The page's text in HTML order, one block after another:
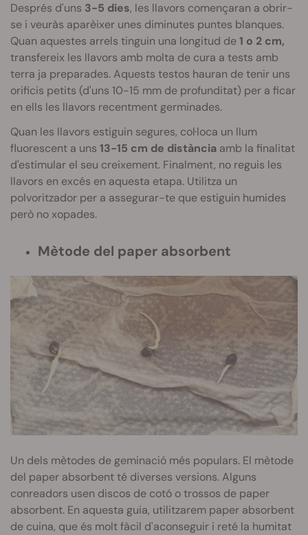
Després d'uns 3-5 dies, les llavors començaran a obrir-
se i veuràs aparèixer unes diminutes puntes blanques.
Quan aquestes arrels tinguin una longitud de1 o 2 cm,
transfereix les llavors amb molta de cura a tests amb
terra ja preparades. Aquests testos hauran de tenir uns
orificis petits (d'uns 10-15 mm de profunditat) per a ficar
en ells les llavors recentment germinades.
Quan les llavors estiguin segures, col·loca un llum
fluorescent a uns 13-15 cm de distància amb la finalitat
d'estimular el seu creixement. Finalment, no reguis les
llavors en excés en aquesta etapa. Utilitza un
polvoritzador per a assegurar-te que estiguin humides
però no xopades.
Mètode del paper absorbent
Un dels mètodes de geminació més populars. El mètode
del paper absorbent té diverses versions. Alguns
conreadors usen discos de cotó o trossos de paper
absorbent. En aquesta guia, utilitzarem paper absorbent
de cuina, que és molt fàcil d'aconseguir i reté la humitat